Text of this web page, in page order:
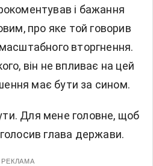
і бажання
про яке той говорив
вторгнення.
він не впливає на цей
має бути за сином.
Для мене головне, щоб
глава держави.
РЕКЛАМА